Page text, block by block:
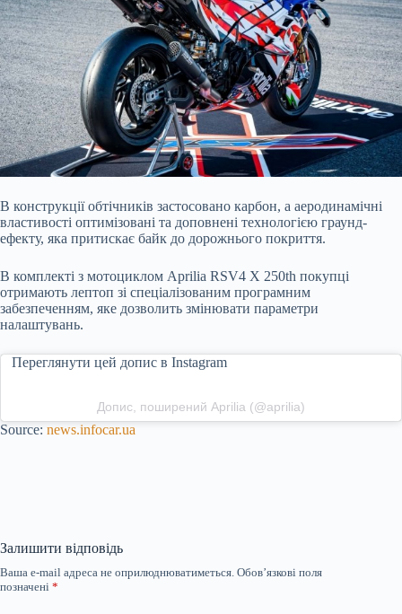
В конструкції обтічників застосовано карбон, а аеродинамічні
властивості оптимізовані та доповнені технологією граунд-
ефекту, яка притискає байк до дорожнього покриття.
В комплекті з мотоциклом Aprilia RSV4 X 250th покупці
отримають лептоп зі спеціалізованим програмним
забезпеченням, яке дозволить змінювати параметри
налаштувань.
Переглянути цей допис в Instagram
Допис, поширений Aprilia (@aprilia)
Source: news.infocar.ua
Залишити відповідь
Ваша e-mail адреса не оприлюднюватиметься. Обов’язкові поля
позначені *